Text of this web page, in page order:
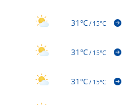
31°C/15°C
31°C/15°C
31°C/15°C